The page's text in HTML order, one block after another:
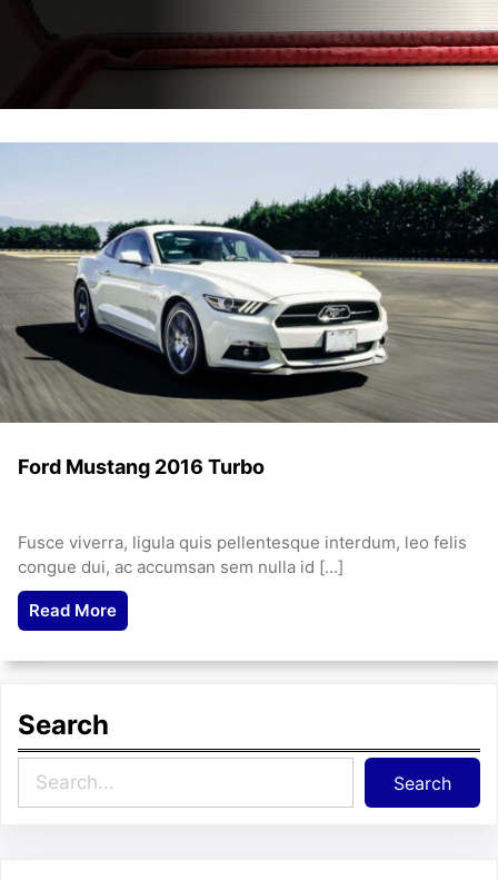
Ford Mustang 2016 Turbo
Fusce viverra, ligula quis pellentesque interdum, leo felis
congue dui, ac accumsan sem nulla id […]
Read More
Search
Search